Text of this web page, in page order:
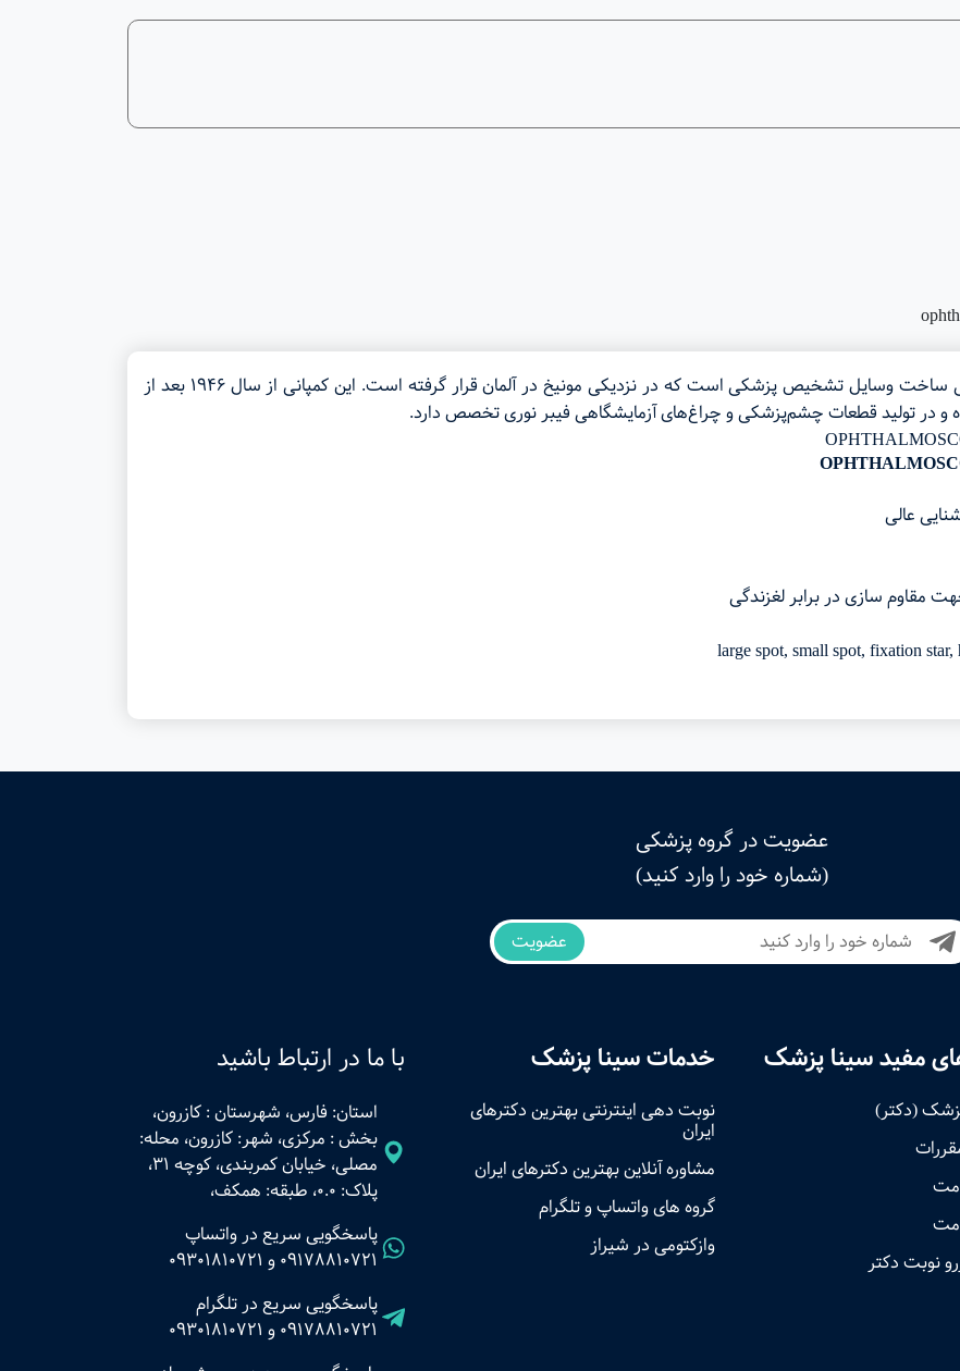
کمپانی هاین اوپتوتکنیک (Heine Optotechnik) کمپانی ساخت وسایل تشخیص پزشکی است که در نزدیکی مونیخ در آلمان قرار گرفته است. این کمپانی از سال ۱۹۴۶ بعد از
در تولید قطعات چشم‌پزشکی و چراغ‌های آزمایشگاهی فیبر نوری تخصص دارد.
عالی
مقاوم سازی در برابر لغزندگی
عضویت در گروه پزشکی
(شماره خود را وارد کنید)
عضویت
مفید سینا پزشک
(دکتر)
نوبت دکتر
خدمات سینا پزشک
نوبت‌ دهی اینترنتی بهترین دکترهای
ایران
مشاوره آنلاین بهترین دکترهای ایران
گروه های واتساپ و تلگرام
وازکتومی در شیراز
با ما در ارتباط باشید
استان: فارس، شهرستان : کازرون،
بخش : مرکزی، شهر: کازرون، محله:
مصلی، خیابان کمربندی، کوچه 31،
پلاک: 0.0، طبقه: همکف،
پاسخگویی سریع در واتساپ
09178810721 و 09301810721
پاسخگویی سریع در تلگرام
09178810721 و 09301810721